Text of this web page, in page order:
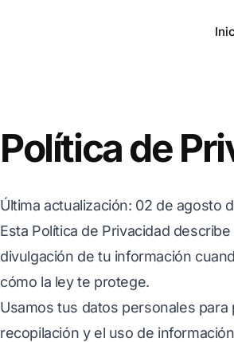
Política de
Última actualización: 02 de agosto
Esta Política de Privacidad
divulgación de tu información
cómo la ley te protege.
Usamos tus datos personales
recopilación y el uso de